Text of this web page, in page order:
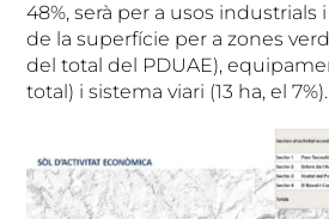
48%, serà per a usos industrials
de la superfície per a zones
del total del PDUAE),
total) i sistema viari (13 ha, el 7%).